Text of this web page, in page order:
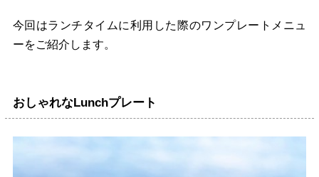
今回はランチタイムに利用した際のワンプレートメニュ
ーをご紹介します。
おしゃれなLunchプレート